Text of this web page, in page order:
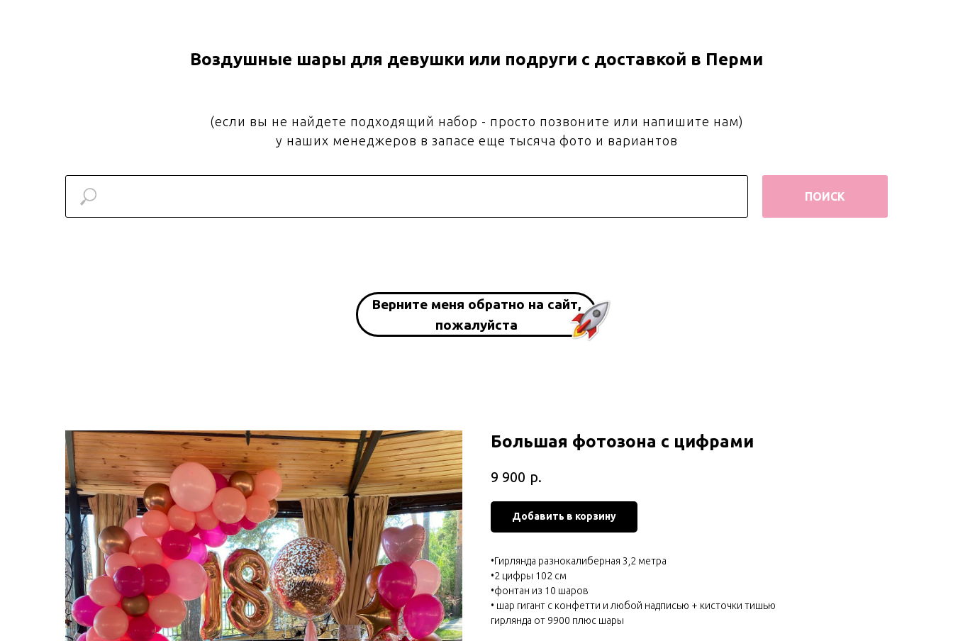
Воздушные шары для девушки или подруги с доставкой в Перми
(если вы не найдете подходящий набор - просто позвоните или напишите нам)
у наших менеджеров в запасе еще тысяча фото и вариантов
ПОИСК
Верните меня обратно на сайт,
пожалуйста
Большая фотозона с цифрами
9 900 р.
Добавить в корзину
•Гирлянда разнокалиберная 3,2 метра
•2 цифры 102 см
•фонтан из 10 шаров
• шар гигант с конфетти и любой надписью + кисточки тишью
гирлянда от 9900 плюс шары